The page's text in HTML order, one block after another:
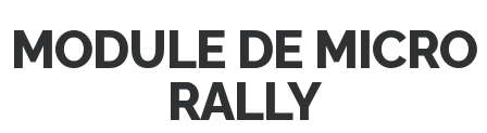
MODULE DE MICRO
RALLY